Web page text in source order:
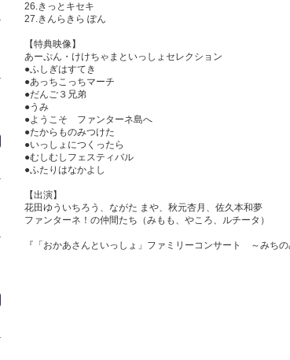
26.きっとキセキ
27.きんらきら ぽん
【特典映像】
あーぷん・けけちゃまといっしょセレクション
●ふしぎはすてき
●あっちこっちマーチ
●だんご３兄弟
●うみ
●ようこそ ファンターネ島へ
●たからものみつけた
●いっしょにつくったら
●むしむしフェスティバル
●ふたりはなかよし
【出演】
花田ゆういちろう、ながた まや、秋元杏月、佐久本和夢
ファンターネ！の仲間たち（みもも、やころ、ルチータ）
『「おかあさんといっしょ」ファミリーコンサート ～みち